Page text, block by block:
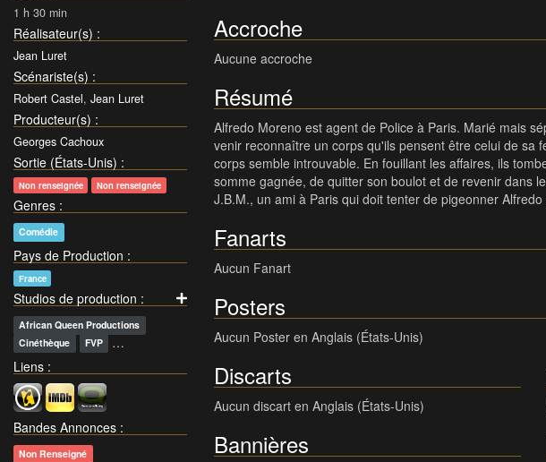
1 h 30 min
Réalisateur(s) :
Jean Luret
Scénariste(s) :
Robert Castel, Jean Luret
Producteur(s) :
Georges Cachoux
Sortie (États-Unis) :
Non renseignée Non renseignée
Genres :
Comédie
Pays de Production :
France
Studios de production :
African Queen Productions
Cinéthèque
FVP
…
Liens :
Bandes Annonces :
Non Renseigné
Accroche
Aucune accroche
Résumé
Alfredo Moreno est agent de Police à Paris. Marié mais
venir reconnaître un corps qu'ils pensent être celui de sa
corps semble introuvable. En fouillant les affaires, ils
somme gagnée, de quitter son boulot et de revenir dans
J.B.M., un ami à Paris qui doit tenter de pigeonner
Fanarts
Aucun Fanart
Posters
Aucun Poster en Anglais (États-Unis)
Discarts
Aucun discart en Anglais (États-Unis)
Bannières